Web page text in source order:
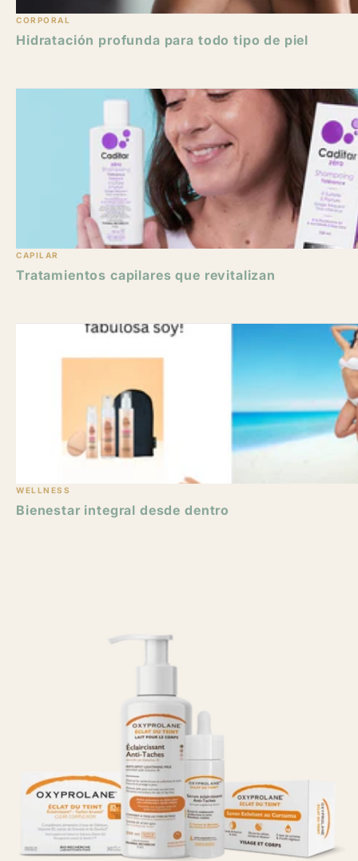
CORPORAL
Hidratación profunda para todo tipo de piel
CAPILAR
Tratamientos capilares que revitalizan
WELLNESS
Bienestar integral desde dentro